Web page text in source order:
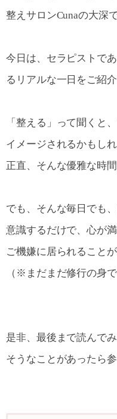
整えサロンCunaの大深で
今日は、セラピストで
るリアルな一日をご紹介
「整える」って聞くと
イメージされるかもし
正直、そんな優雅な時
でも、そんな毎日でも
意識するだけで、心が
ご機嫌に居られること
（※まだまだ修行の身で
是非、最後まで読んで
そうなことがあったら